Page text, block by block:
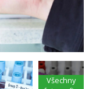
Všechny